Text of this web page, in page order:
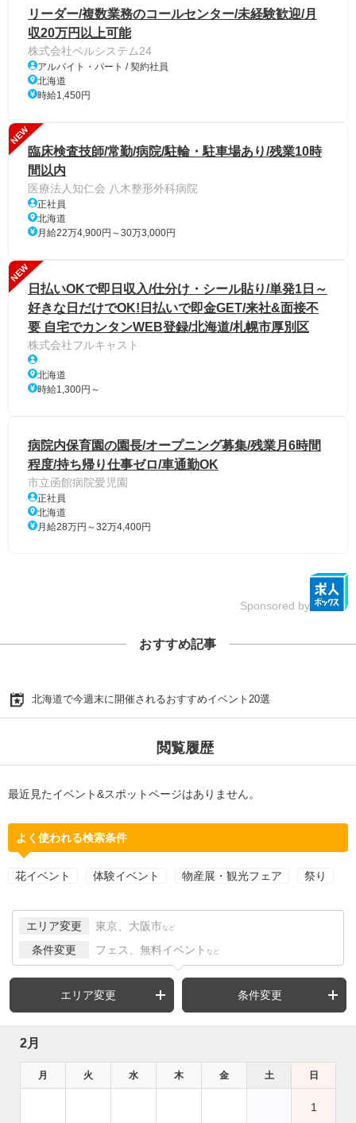
リーダー/複数業務のコールセンター/未経験歓迎/月
収20万円以上可能
株式会社ベルシステム24
アルバイト・パート / 契約社員
北海道
時給1,450円
NEW
臨床検査技師/常勤/病院/駐輪・駐車場あり/残業10時
間以内
医療法人知仁会 八木整形外科病院
正社員
北海道
月給22万4,900円～30万3,000円
NEW
日払いOKで即日収入/仕分け・シール貼り/単発1日～
好きな日だけでOK!日払いで即金GET/来社&面接不
要 自宅でカンタンWEB登録/北海道/札幌市厚別区
株式会社フルキャスト
北海道
時給1,300円～
病院内保育園の園長/オープニング募集/残業月6時間
程度/持ち帰り仕事ゼロ/車通勤OK
市立函館病院愛児園
正社員
北海道
月給28万円～32万4,400円
Sponsored by
おすすめ記事
北海道で今週末に開催されるおすすめイベント20選
閲覧履歴
最近見たイベント&スポットページはありません。
よく使われる検索条件
花イベント 体験イベント 物産展・観光フェア 祭り
エリア変更 東京、大阪市 など
条件変更 フェス、無料イベント など
エリア変更 条件変更
2月
月 火 水 木 金 土 日
1